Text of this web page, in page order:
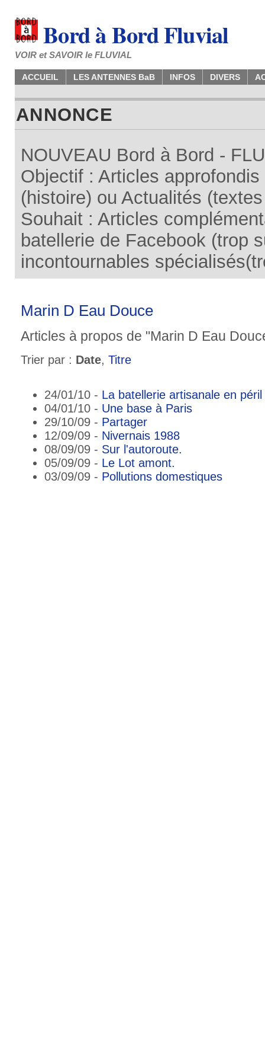
Bord à Bord Fluvial
VOIR et SAVOIR le FLUVIAL
ACCUEIL LES ANTENNES BaB INFOS DIVERS
ANNONCE
NOUVEAU Bord à Bord -
Objectif : Articles
(histoire) ou Actualités
Souhait : Articles
batellerie de Facebook (trop
incontournables
Marin D Eau Douce
Articles à propos de "Marin D Eau
Trier par : Date, Titre
24/01/10 - La batellerie artisanale en péril
04/01/10 - Une base à Paris
29/10/09 - Partager
12/09/09 - Nivernais 1988
08/09/09 - Sur l'autoroute.
05/09/09 - Le Lot amont.
03/09/09 - Pollutions domestiques